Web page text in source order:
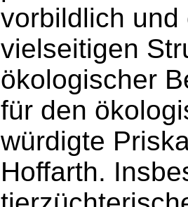
vorbildlich
vielseitigen
ökologischer
für den
würdigte
Hoffarth.